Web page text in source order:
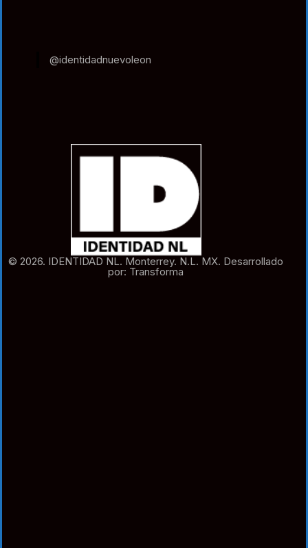
@identidadnuevoleon
© 2026. IDENTIDAD NL. Monterrey. N.L. MX. Desarrollado
por: Transforma